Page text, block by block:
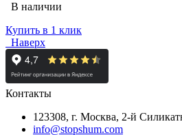
В наличии
Купить в 1 клик
Наверх
Контакты
123308, г. Москва, 2-й
info@stopshum.com